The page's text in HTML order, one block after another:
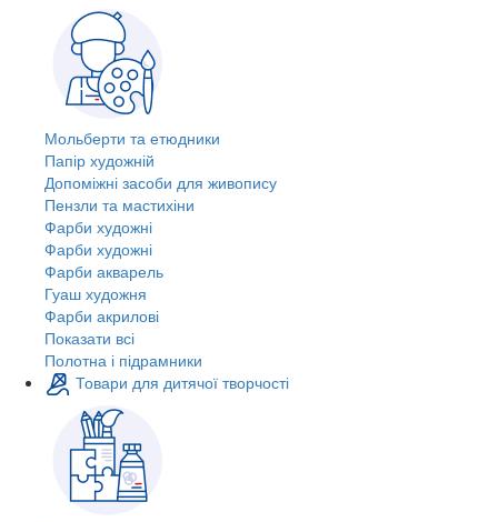
Мольберти та етюдники
Папір художній
Допоміжні засоби для живопису
Пензли та мастихіни
Фарби художні
Фарби художні
Фарби акварель
Гуаш художня
Фарби акрилові
Показати всі
Полотна і підрамники
Товари для дитячої творчості